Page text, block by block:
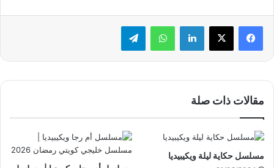
لينكدإن واتساب تيلقرام
مقالات ذات صلة
مسلسل حكاية ليلة ويكيبيديا